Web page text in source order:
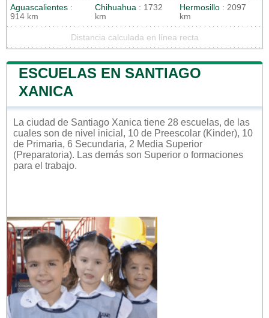
Aguascalientes :
914 km
Chihuahua : 1732
km
Hermosillo : 2097
km
Distancia calculada en línea recta
ESCUELAS EN SANTIAGO
XANICA
La ciudad de Santiago Xanica tiene 28 escuelas, de las
cuales son de nivel inicial, 10 de Preescolar (Kinder), 10
de Primaria, 6 Secundaria, 2 Media Superior
(Preparatoria). Las demás son Superior o formaciones
para el trabajo.